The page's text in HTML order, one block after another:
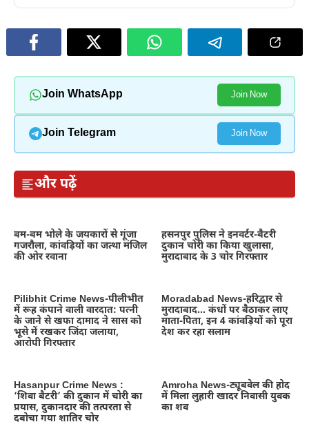
Join WhatsApp Join Now
Join Telegram Join Now
और पढ़ें
बम-बम भोले के जयकारों से गूंजा
गजरौला, कांवड़ियों का जत्था मंजिल
की ओर रवाना
हसनपुर पुलिस ने इनवर्टर-बैटरी
दुकान चोरी का किया खुलासा,
मुरादाबाद के 3 चोर गिरफ्तार
Pilibhit Crime News-पीलीभीत
में रूह कंपाने वाली वारदात: पत्नी
के जाने से खफा दामाद ने सास को
भूसे में रखकर जिंदा जलाया,
आरोपी गिरफ्तार
Moradabad News-हरिद्वार से
मुरादाबाद… कंधों पर बैठाकर लाए
माता-पिता, इन 4 कांवड़ियों को पूरा
देश कर रहा सलाम
Hasanpur Crime News :
‘शिवा बैटरी’ की दुकान में चोरी का
प्रयास, दुकानदार की तत्परता से
दबोचा गया शातिर चोर
Amroha News-ट्यूबवेल की होद
में मिला लुहारी खादर निवासी युवक
का शव